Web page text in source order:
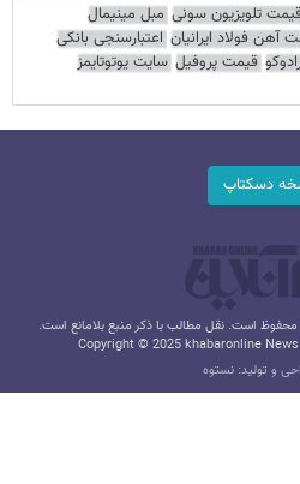
تلویزیون سونی مبل مینیمال
آهن فولاد ایرانیان اعتبارسنجی بانکی
قیمت پروفیل سایت یوتوتایمز
دسکتاپ
است. نقل مطالب با ذکر منبع بلامانع است.
Copyright © 2025 khabaronline
و تولید: نستوه